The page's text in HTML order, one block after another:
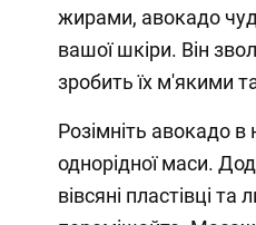
жирами, авокадо
вашої шкіри. Він
зробить їх м'якими
Розімніть авокадо в
однорідної маси.
вівсяні пластівці та